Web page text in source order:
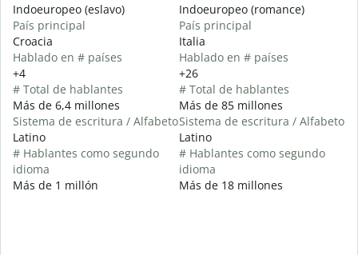
Indoeuropeo (eslavo)
País principal
Croacia
Hablado en # países
+4
# Total de hablantes
Más de 6,4 millones
Sistema de escritura / Alfabeto
Latino
# Hablantes como segundo
idioma
Más de 1 millón
Indoeuropeo (romance)
País principal
Italia
Hablado en # países
+26
# Total de hablantes
Más de 85 millones
Sistema de escritura / Alfabeto
Latino
# Hablantes como segundo
idioma
Más de 18 millones